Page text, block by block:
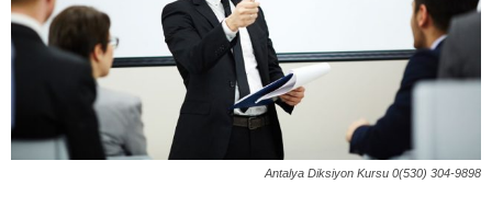
Antalya Diksiyon Kursu 0(530) 304-9898